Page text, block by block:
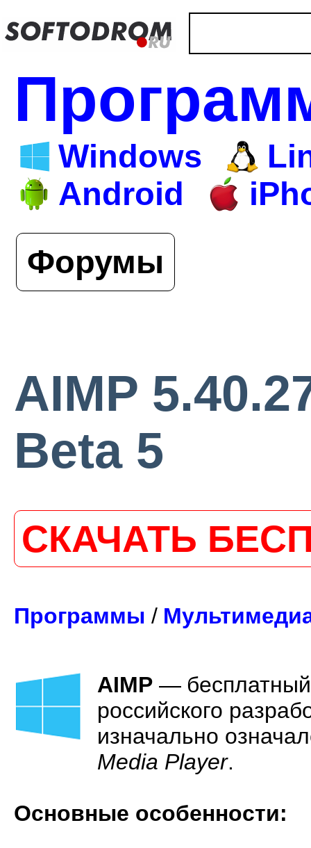
Windows
Android
Форумы
AIMP
Beta 5
СКАЧАТЬ
Программы /
AIMP —
российского
изначально
Media Player.
Основные особенности: